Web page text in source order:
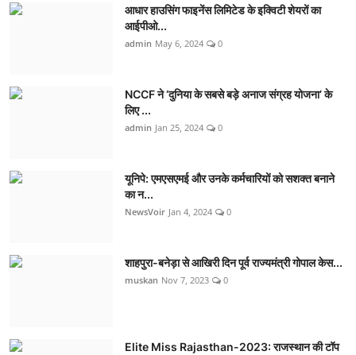
आधार हाउसिंग फाइनेंस लिमिटेड के इक्विटी शेयरों का
आईपीओ...
admin May 6, 2024 0
NCCF ने ‘दुनिया के सबसे बड़े अनाज संग्रह योजना’ के
लिए ...
admin Jan 25, 2024 0
यूनिपे: एमएसएमई और उनके कर्मचारियों को सशक्त बनाने
का न...
NewsVoir Jan 4, 2024 0
शाहपुरा-बनेड़ा से आखिरी दिन पूर्व राज्यमंत्री गोपाल केस...
muskan Nov 7, 2023 0
Elite Miss Rajasthan-2023: राजस्थान की टॉप